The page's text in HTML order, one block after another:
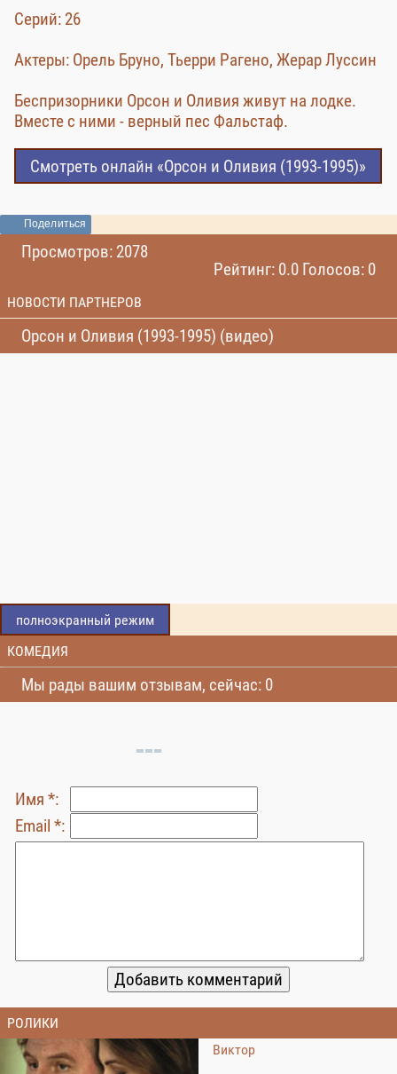
Cерий: 26
Актеры: Орель Бруно, Тьерри Рагено, Жерар Луссин
Беспризорники Орсон и Оливия живут на лодке.
Вместе с ними - верный пес Фальстаф.
Смотреть онлайн «Орсон и Оливия (1993-1995)»
Поделиться
Просмотров: 2078
Рейтинг: 0.0 Голосов: 0
НОВОСТИ ПАРТНЕРОВ
Орсон и Оливия (1993-1995) (видео)
полноэкранный режим
КОМЕДИЯ
Мы рады вашим отзывам, сейчас: 0
Имя *:
Email *:
РОЛИКИ
Виктор